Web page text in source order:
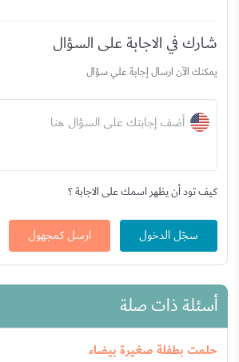
شارك في الاجابة على السؤال
يمكنك الآن ارسال إجابة علي سؤال
أضف إجابتك على السؤال هنا
كيف تود أن يظهر اسمك على الاجابة ؟
سجّل الدخول ارسل كمجهول
أسئلة ذات صلة
حلمت بطفلة صغيرة بيضاء